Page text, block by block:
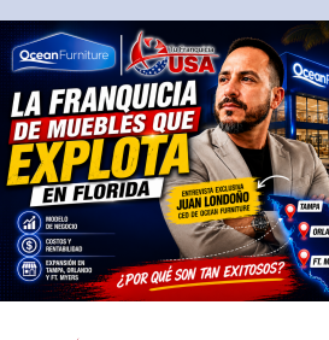
Skip
to
content